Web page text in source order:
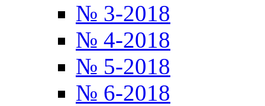
№ 3-2018
№ 4-2018
№ 5-2018
№ 6-2018